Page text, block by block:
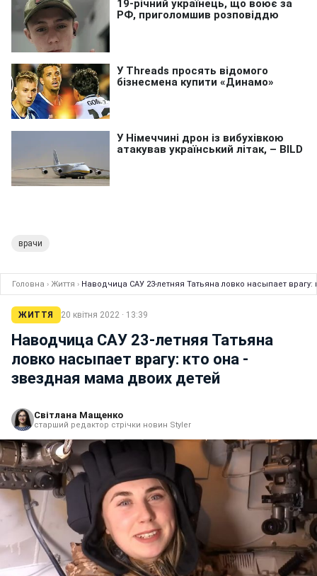
врачи
Головна › Життя › Наводчица САУ 23-летняя Татьяна ловко насыпает
ЖИТТЯ 20 квітня 2022 · 13:39
Наводчица САУ 23-летняя Татьяна
ловко насыпает врагу: кто она -
звездная мама двоих детей
Світлана Мащенко
старший редактор стрічки новин Styler